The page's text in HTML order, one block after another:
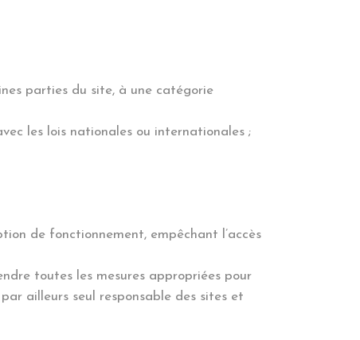
parties du site, à une catégorie
les lois nationales ou internationales ;
de fonctionnement, empêchant l’accès
toutes les mesures appropriées pour
ailleurs seul responsable des sites et